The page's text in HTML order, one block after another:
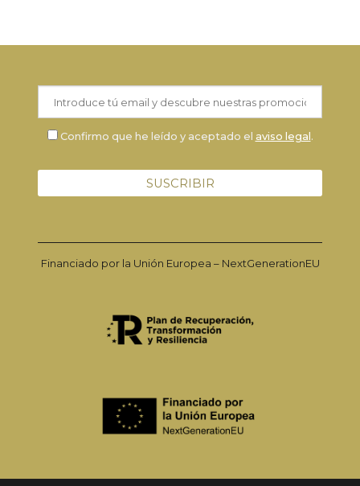
Confirmo que he leído y aceptado el aviso legal.
Financiado por la Unión Europea – NextGenerationEU